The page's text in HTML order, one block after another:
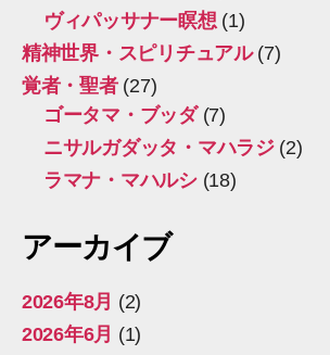
ヴィパッサナー瞑想(1)
精神世界・スピリチュアル(7)
覚者・聖者(27)
ゴータマ・ブッダ(7)
ニサルガダッタ・マハラジ(2)
ラマナ・マハルシ(18)
アーカイブ
2026年8月 (2)
2026年6月 (1)